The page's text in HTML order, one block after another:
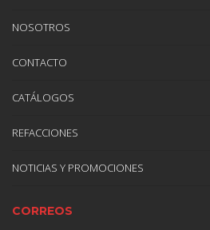
NOSOTROS
CONTACTO
CATÁLOGOS
REFACCIONES
NOTICIAS Y PROMOCIONES
CORREOS